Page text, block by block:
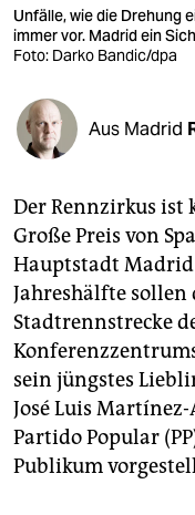
shop
fragen & hilfe
unterstützen
abo
genossenschaft
epaper login
Unfälle, wie die Drehung
immer vor. Madrid ein
Foto: Darko Bandic/dpa
Aus Madrid
Der Rennzirkus ist
Große Preis von
Hauptstadt Madrid
Jahreshälfte
Stadtrennstrecke
sein jüngstes
José Luis
Partido Popular
Publikum